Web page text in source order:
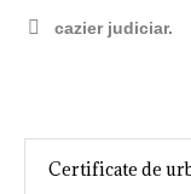
cazier judiciar.
Certificate de